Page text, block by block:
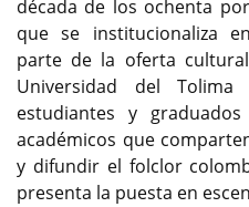
década de los ochenta
que se institucionaliza
parte de la oferta
Universidad del
estudiantes y
académicos que
y difundir el folclor
presenta la puesta en